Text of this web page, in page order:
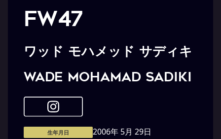
FW47
ワッド モハメッド サディキ
WADE Mohamad Sadiki
生年月日 2006年 5月 29日